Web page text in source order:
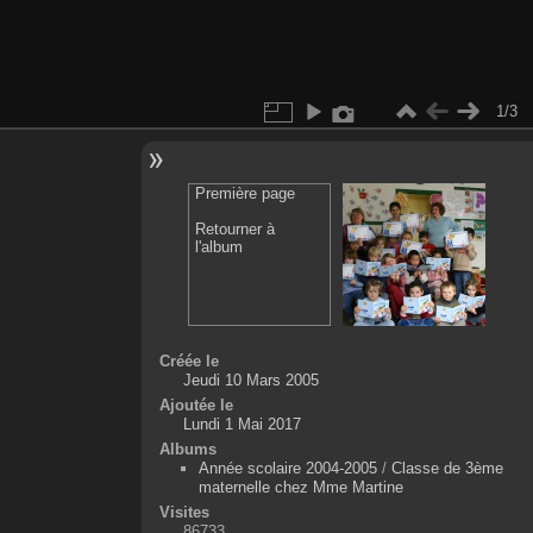
1/3
Première page
Retourner à
l'album
Créée le
Jeudi 10 Mars 2005
Ajoutée le
Lundi 1 Mai 2017
Albums
Année scolaire 2004-2005/ Classe de 3ème
maternelle chez Mme Martine
Visites